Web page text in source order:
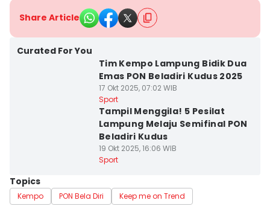
Share Article
Curated For You
Tim Kempo Lampung Bidik Dua
Emas PON Beladiri Kudus 2025
17 Okt 2025, 07:02 WIB
Sport
Tampil Menggila! 5 Pesilat
Lampung Melaju Semifinal PON
Beladiri Kudus
19 Okt 2025, 16:06 WIB
Sport
Topics
Kempo PON Bela Diri Keep me on Trend